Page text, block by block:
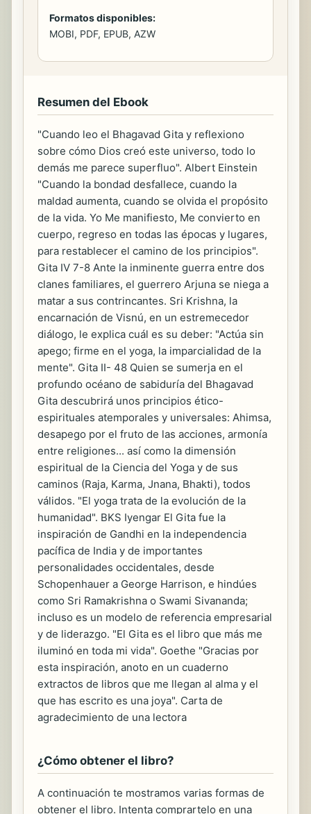
Formatos disponibles:
MOBI, PDF, EPUB, AZW
Resumen del Ebook
"Cuando leo el Bhagavad Gita y reflexiono
sobre cómo Dios creó este universo, todo lo
demás me parece superfluo". Albert Einstein
"Cuando la bondad desfallece, cuando la
maldad aumenta, cuando se olvida el propósito
de la vida. Yo Me manifiesto, Me convierto en
cuerpo, regreso en todas las épocas y lugares,
para restablecer el camino de los principios".
Gita IV 7-8 Ante la inminente guerra entre dos
clanes familiares, el guerrero Arjuna se niega a
matar a sus contrincantes. Sri Krishna, la
encarnación de Visnú, en un estremecedor
diálogo, le explica cuál es su deber: "Actúa sin
apego; firme en el yoga, la imparcialidad de la
mente". Gita II- 48 Quien se sumerja en el
profundo océano de sabiduría del Bhagavad
Gita descubrirá unos principios ético-
espirituales atemporales y universales: Ahimsa,
desapego por el fruto de las acciones, armonía
entre religiones... así como la dimensión
espiritual de la Ciencia del Yoga y de sus
caminos (Raja, Karma, Jnana, Bhakti), todos
válidos. "El yoga trata de la evolución de la
humanidad". BKS Iyengar El Gita fue la
inspiración de Gandhi en la independencia
pacífica de India y de importantes
personalidades occidentales, desde
Schopenhauer a George Harrison, e hindúes
como Sri Ramakrishna o Swami Sivananda;
incluso es un modelo de referencia empresarial
y de liderazgo. "El Gita es el libro que más me
iluminó en toda mi vida". Goethe "Gracias por
esta inspiración, anoto en un cuaderno
extractos de libros que me llegan al alma y el
que has escrito es una joya". Carta de
agradecimiento de una lectora
¿Cómo obtener el libro?
A continuación te mostramos varias formas de
obtener el libro. Intenta comprartelo en una